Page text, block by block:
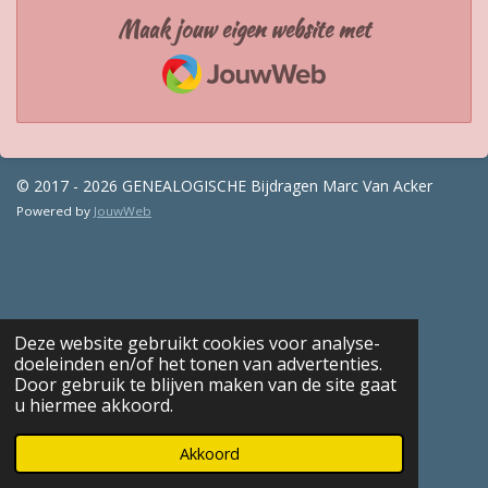
Deze website gebruikt cookies voor analyse-
doeleinden en/of het tonen van advertenties.
Door gebruik te blijven maken van de site gaat
u hiermee akkoord.
Akkoord
Maak jouw eigen website met
JouwWeb
© 2017 - 2026 GENEALOGISCHE Bijdragen Marc Van Acker
Powered by JouwWeb